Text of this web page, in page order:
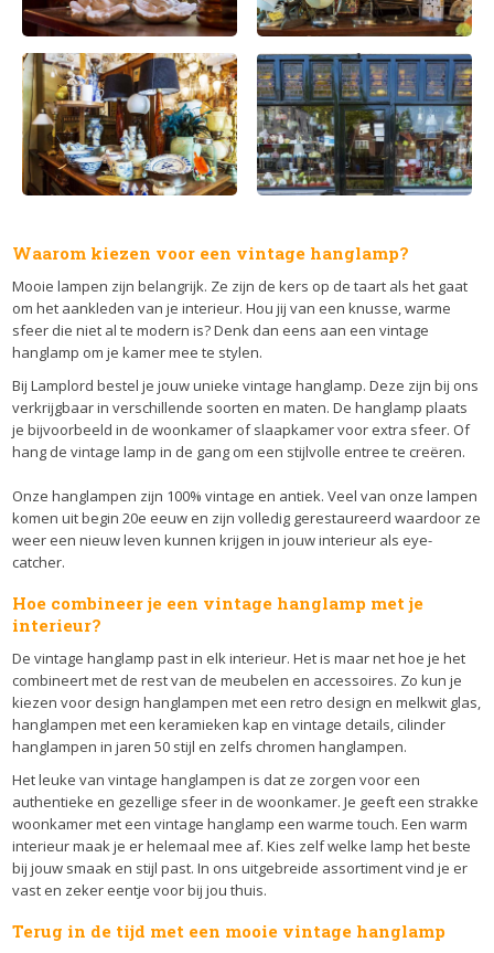
Waarom kiezen voor een vintage hanglamp?
Mooie lampen zijn belangrijk. Ze zijn de kers op de taart als het gaat
om het aankleden van je interieur. Hou jij van een knusse, warme
sfeer die niet al te modern is? Denk dan eens aan een vintage
hanglamp om je kamer mee te stylen.
Bij Lamplord bestel je jouw unieke vintage hanglamp. Deze zijn bij ons
verkrijgbaar in verschillende soorten en maten. De hanglamp plaats
je bijvoorbeeld in de woonkamer of slaapkamer voor extra sfeer. Of
hang de vintage lamp in de gang om een stijlvolle entree te creëren.
Onze hanglampen zijn 100% vintage en antiek. Veel van onze lampen
komen uit begin 20e eeuw en zijn volledig gerestaureerd waardoor ze
weer een nieuw leven kunnen krijgen in jouw interieur als eye-
catcher.
Hoe combineer je een vintage hanglamp met je
interieur?
De vintage hanglamp past in elk interieur. Het is maar net hoe je het
combineert met de rest van de meubelen en accessoires. Zo kun je
kiezen voor design hanglampen met een retro design en melkwit glas,
hanglampen met een keramieken kap en vintage details, cilinder
hanglampen in jaren 50 stijl en zelfs chromen hanglampen.
Het leuke van vintage hanglampen is dat ze zorgen voor een
authentieke en gezellige sfeer in de woonkamer. Je geeft een strakke
woonkamer met een vintage hanglamp een warme touch. Een warm
interieur maak je er helemaal mee af. Kies zelf welke lamp het beste
bij jouw smaak en stijl past. In ons uitgebreide assortiment vind je er
vast en zeker eentje voor bij jou thuis.
Terug in de tijd met een mooie vintage hanglamp